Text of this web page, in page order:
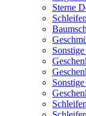
Sterne